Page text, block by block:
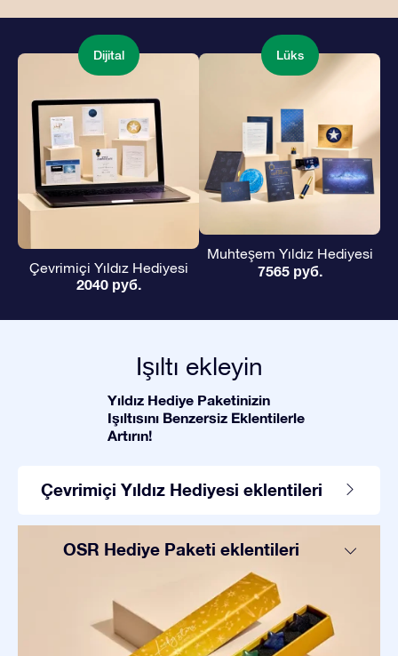
Dijital
Çevrimiçi Yıldız Hediyesi
2040 руб.
Lüks
Muhteşem Yıldız Hediyesi
7565 руб.
Işıltı ekleyin
Yıldız Hediye Paketinizin
Işıltısını Benzersiz Eklentilerle
Artırın!
Çevrimiçi Yıldız Hediyesi eklentileri
OSR Hediye Paketi eklentileri